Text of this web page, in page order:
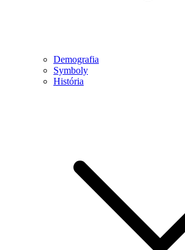
Demografia
Symboly
História